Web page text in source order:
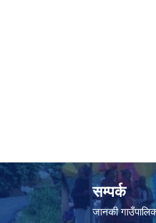
सम्पर्क
जानकी